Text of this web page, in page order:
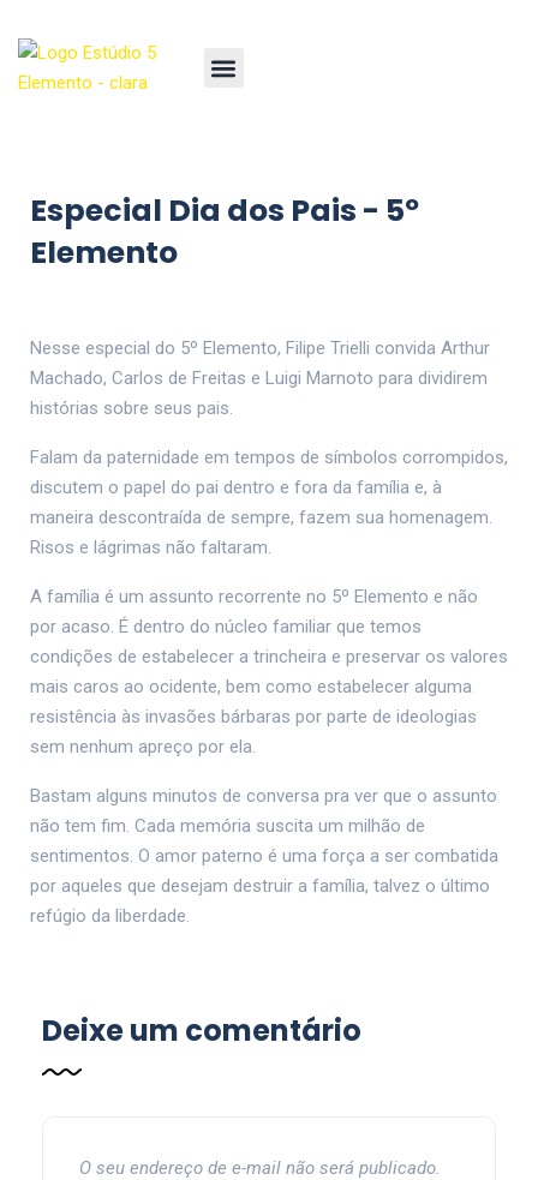
Especial Dia dos Pais - 5º
Elemento
Nesse especial do 5º Elemento, Filipe Trielli convida Arthur
Machado, Carlos de Freitas e Luigi Marnoto para dividirem
histórias sobre seus pais.
Falam da paternidade em tempos de símbolos corrompidos,
discutem o papel do pai dentro e fora da família e, à
maneira descontraída de sempre, fazem sua homenagem.
Risos e lágrimas não faltaram.
A família é um assunto recorrente no 5º Elemento e não
por acaso. É dentro do núcleo familiar que temos
condições de estabelecer a trincheira e preservar os valores
mais caros ao ocidente, bem como estabelecer alguma
resistência às invasões bárbaras por parte de ideologias
sem nenhum apreço por ela.
Bastam alguns minutos de conversa pra ver que o assunto
não tem fim. Cada memória suscita um milhão de
sentimentos. O amor paterno é uma força a ser combatida
por aqueles que desejam destruir a família, talvez o último
refúgio da liberdade.
Deixe um comentário
O seu endereço de e-mail não será publicado.